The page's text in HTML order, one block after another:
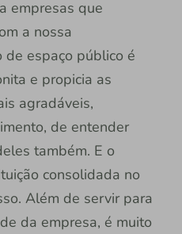
empresas que
a nossa
de espaço público é
e propicia as
agradáveis,
de entender
também. E o
consolidada no
Além de servir para
da empresa, é muito